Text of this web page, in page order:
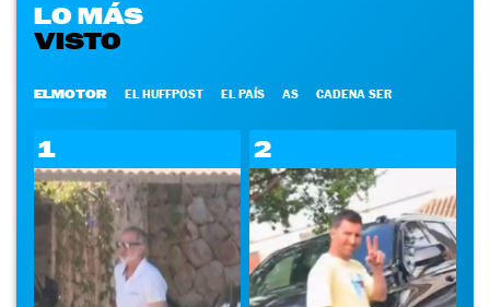
LO MÁS
VISTO
ELMOTOR EL HUFFPOST EL PAÍS AS CADENA SER
1 2